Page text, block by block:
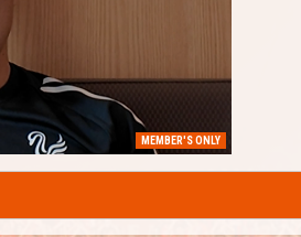
MEMBER'S ONLY